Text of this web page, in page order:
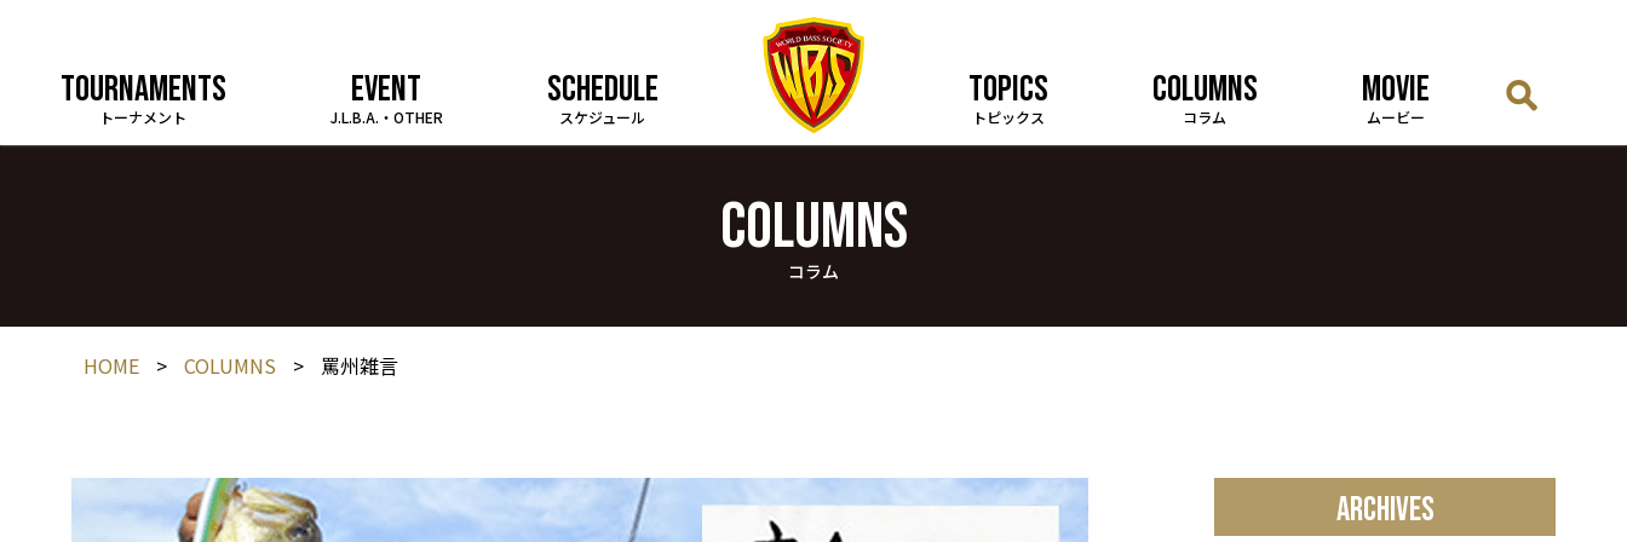
TOURNAMENTS
トーナメント
EVENT
J.L.B.A.・OTHER
SCHEDULE
スケジュール
TOPICS
トピックス
COLUMNS
コラム
MOVIE
ムービー
COLUMNS
コラム
HOME > COLUMNS > 罵州雑言
ARCHIVES